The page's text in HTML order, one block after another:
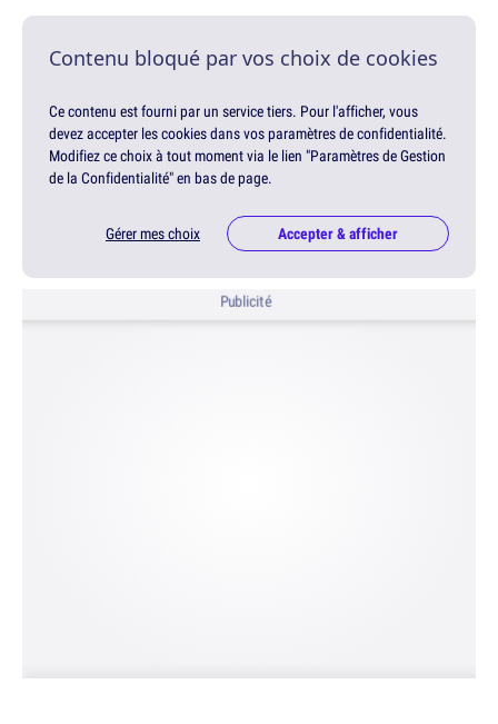
Contenu bloqué par vos choix de cookies
Ce contenu est fourni par un service tiers. Pour l'afficher, vous
devez accepter les cookies dans vos paramètres de confidentialité.
Modifiez ce choix à tout moment via le lien "Paramètres de Gestion
de la Confidentialité" en bas de page.
Gérer mes choix Accepter & afficher
Publicité